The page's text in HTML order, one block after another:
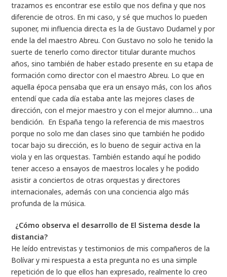
trazamos es encontrar ese estilo que nos defina y que nos
diferencie de otros. En mi caso, y sé que muchos lo pueden
suponer, mi influencia directa es la de Gustavo Dudamel y por
ende la del maestro Abreu. Con Gustavo no solo he tenido la
suerte de tenerlo como director titular durante muchos
años, sino también de haber estado presente en su etapa de
formación como director con el maestro Abreu. Lo que en
aquella época pensaba que era un ensayo más, con los años
entendí que cada día estaba ante las mejores clases de
dirección, con el mejor maestro y con el mejor alumno… una
bendición. En España tengo la referencia de mis maestros
porque no solo me dan clases sino que también he podido
tocar bajo su dirección, es lo bueno de seguir activa en la
viola y en las orquestas. También estando aquí he podido
tener acceso a ensayos de maestros locales y he podido
asistir a conciertos de otras orquestas y directores
internacionales, además con una conciencia algo más
profunda de la música.
¿Cómo observa el desarrollo de El Sistema desde la
distancia?
He leído entrevistas y testimonios de mis compañeros de la
Bolívar y mi respuesta a esta pregunta no es una simple
repetición de lo que ellos han expresado, realmente lo creo